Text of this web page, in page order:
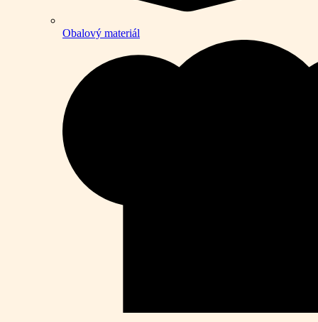
Obalový materiál